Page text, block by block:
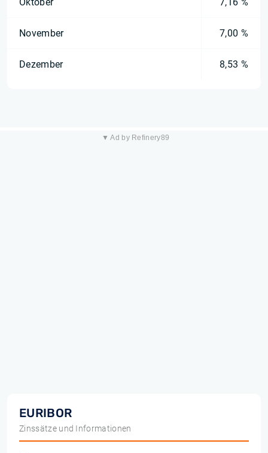
November 7,00 %
Dezember 8,53 %
▼ Ad by Refinery89
EURIBOR
Zinssätze und Informationen